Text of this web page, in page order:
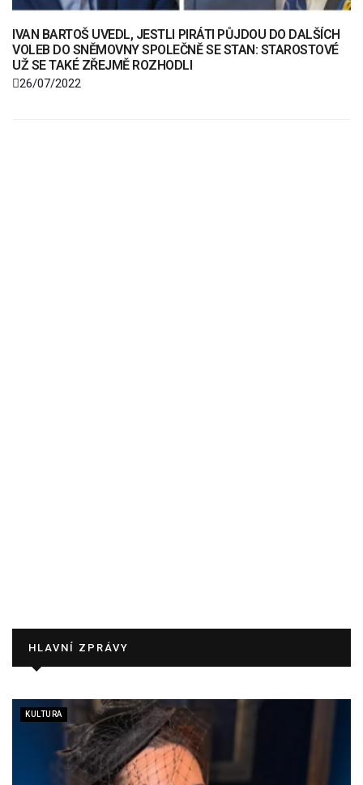
IVAN BARTOŠ UVEDL, JESTLI PIRÁTI PŮJDOU DO DALŠÍCH
VOLEB DO SNĚMOVNY SPOLEČNĚ SE STAN: STAROSTOVÉ
UŽ SE TAKÉ ZŘEJMĚ ROZHODLI
26/07/2022
HLAVNÍ ZPRÁVY
KULTURA